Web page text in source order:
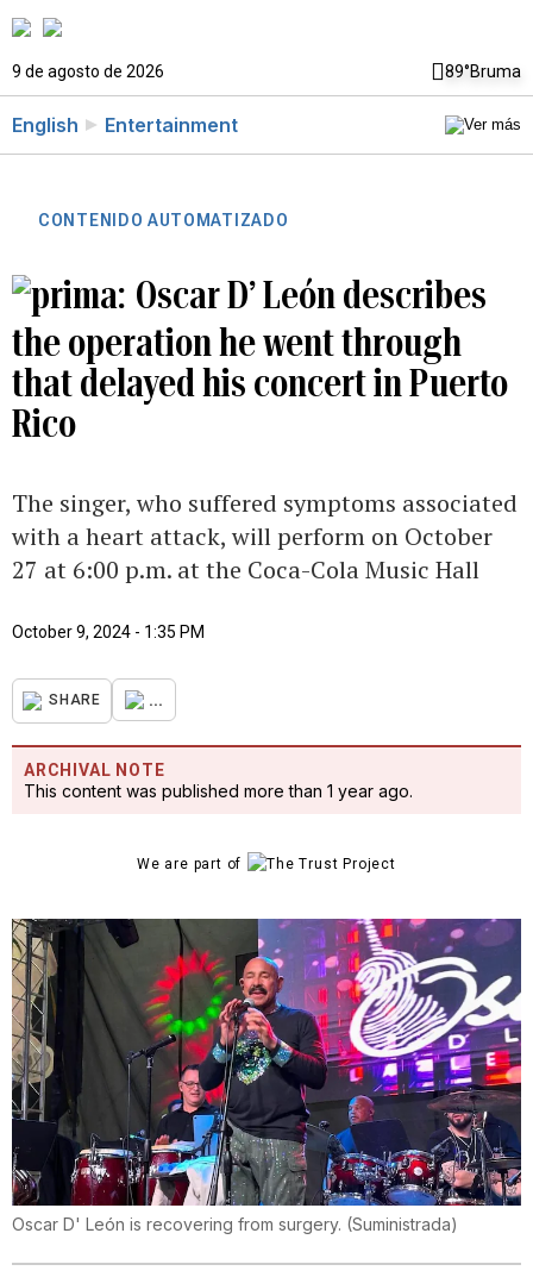
9 de agosto de 2026 89°Bruma
English Entertainment
CONTENIDO AUTOMATIZADO
Oscar D’ León describes
the operation he went through
that delayed his concert in Puerto
Rico
The singer, who suffered symptoms associated
with a heart attack, will perform on October
27 at 6:00 p.m. at the Coca-Cola Music Hall
October 9, 2024 - 1:35 PM
SHARE ...
ARCHIVAL NOTE
This content was published more than 1 year ago.
We are part of
Oscar D' León is recovering from surgery. (Suministrada)